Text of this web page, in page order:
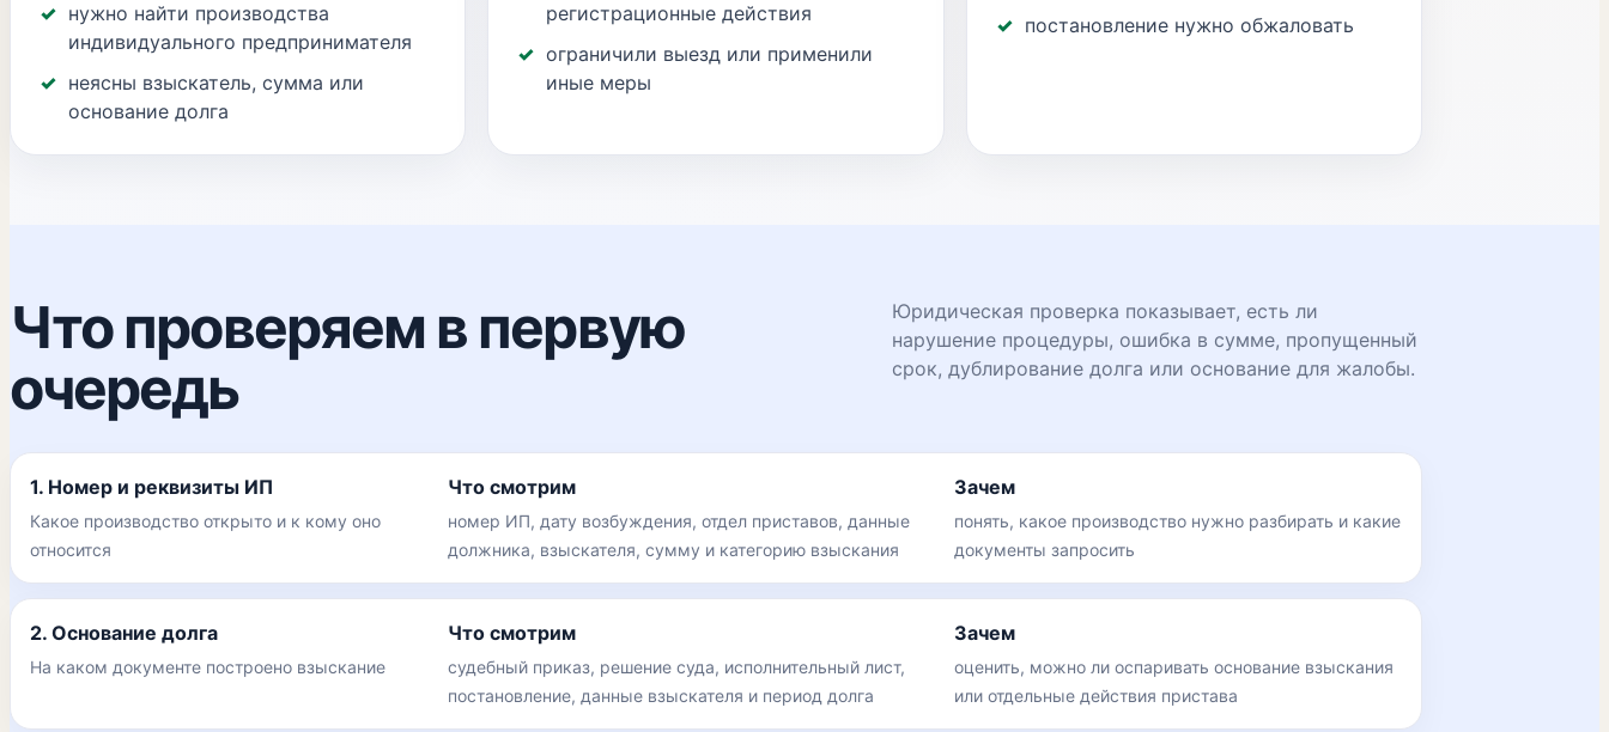
нужно найти производства
индивидуального предпринимателя
неясны взыскатель, сумма или
основание долга
регистрационные действия
ограничили выезд или применили
иные меры
постановление нужно обжаловать
Что проверяем в первую
очередь
Юридическая проверка показывает, есть ли
нарушение процедуры, ошибка в сумме, пропущенный
срок, дублирование долга или основание для жалобы.
1. Номер и реквизиты ИП
Какое производство открыто и к кому оно
относится
Что смотрим
номер ИП, дату возбуждения, отдел приставов, данные
должника, взыскателя, сумму и категорию взыскания
Зачем
понять, какое производство нужно разбирать и какие
документы запросить
2. Основание долга
На каком документе построено взыскание
Что смотрим
судебный приказ, решение суда, исполнительный лист,
постановление, данные взыскателя и период долга
Зачем
оценить, можно ли оспаривать основание взыскания
или отдельные действия пристава